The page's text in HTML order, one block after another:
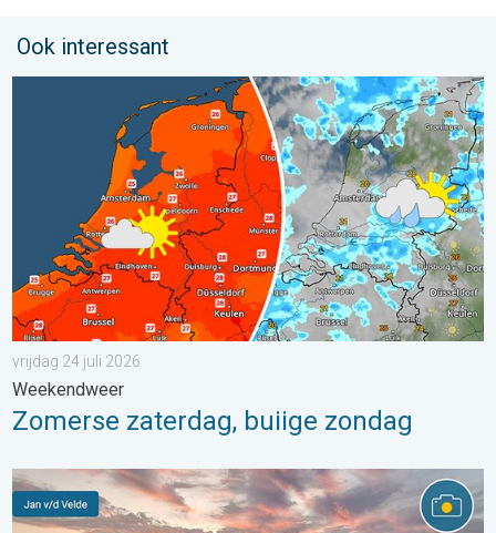
Ook interessant
Zomerse zaterdag, buiige zondag. Weekendweer. . . vrijdag
vrijdag 24 juli 2026
Weekendweer
Zomerse zaterdag, buiige zondag
Stuur jouw weerfoto van de week!. Weer&Radar uploader. . .